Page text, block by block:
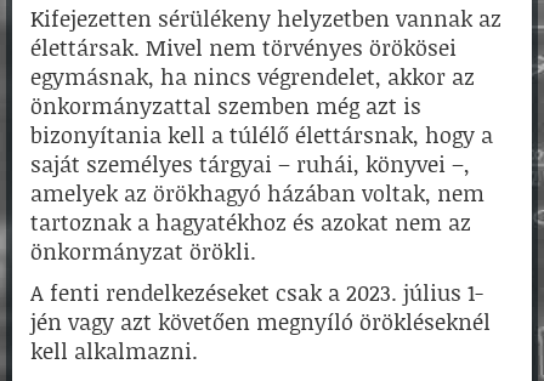
Kifejezetten sérülékeny helyzetben vannak az
élettársak. Mivel nem törvényes örökösei
egymásnak, ha nincs végrendelet, akkor az
önkormányzattal szemben még azt is
bizonyítania kell a túlélő élettársnak, hogy a
saját személyes tárgyai – ruhái, könyvei –,
amelyek az örökhagyó házában voltak, nem
tartoznak a hagyatékhoz és azokat nem az
önkormányzat örökli.
A fenti rendelkezéseket csak a 2023. július 1-
jén vagy azt követően megnyíló örökléseknél
kell alkalmazni.